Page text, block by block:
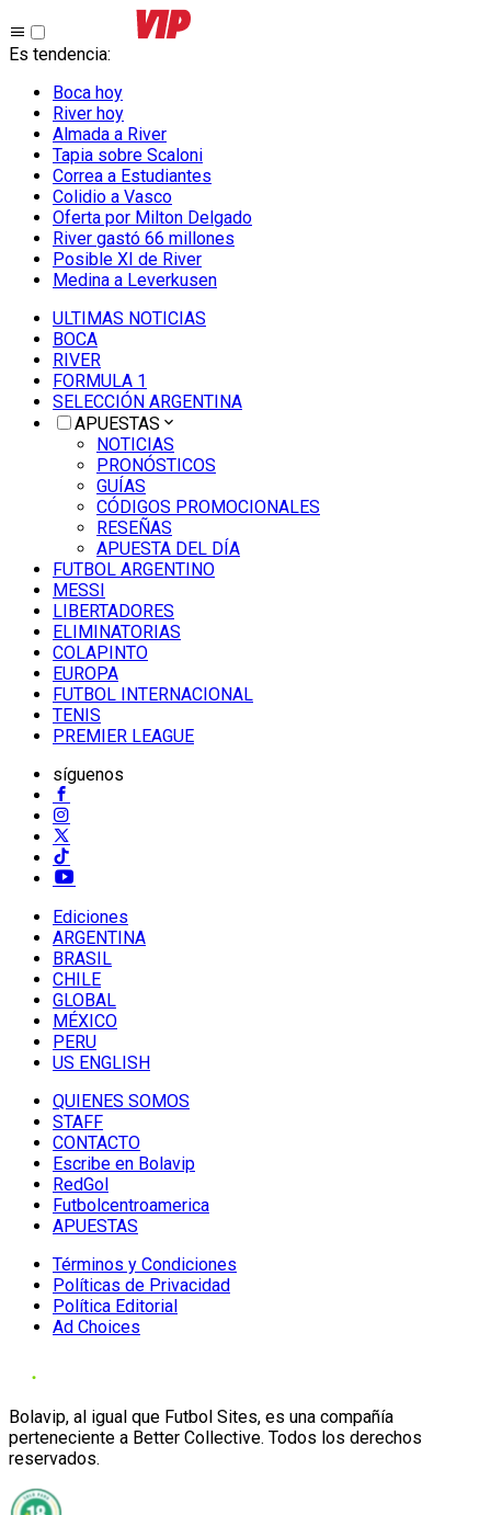
Es tendencia:
Boca hoy
River hoy
Almada a River
Tapia sobre Scaloni
Correa a Estudiantes
Colidio a Vasco
Oferta por Milton Delgado
River gastó 66 millones
Posible XI de River
Medina a Leverkusen
ULTIMAS NOTICIAS
BOCA
RIVER
FORMULA 1
SELECCIÓN ARGENTINA
APUESTAS
NOTICIAS
PRONÓSTICOS
GUÍAS
CÓDIGOS PROMOCIONALES
RESEÑAS
APUESTA DEL DÍA
FUTBOL ARGENTINO
MESSI
LIBERTADORES
ELIMINATORIAS
COLAPINTO
EUROPA
FUTBOL INTERNACIONAL
TENIS
PREMIER LEAGUE
síguenos
Ediciones
ARGENTINA
BRASIL
CHILE
GLOBAL
MÉXICO
PERU
US ENGLISH
QUIENES SOMOS
STAFF
CONTACTO
Escribe en Bolavip
RedGol
Futbolcentroamerica
APUESTAS
Términos y Condiciones
Políticas de Privacidad
Política Editorial
Ad Choices
Bolavip, al igual que Futbol Sites, es una compañía
perteneciente a Better Collective. Todos los derechos
reservados.